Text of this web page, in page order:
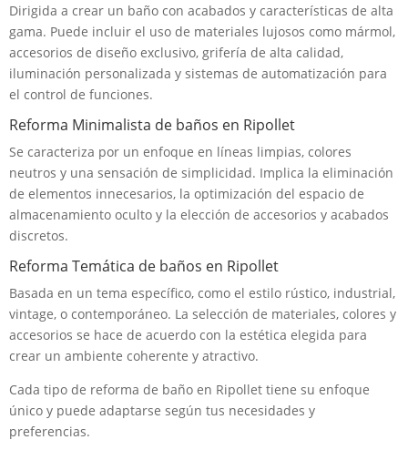
Dirigida a crear un baño con acabados y características de alta
gama. Puede incluir el uso de materiales lujosos como mármol,
accesorios de diseño exclusivo, grifería de alta calidad,
iluminación personalizada y sistemas de automatización para
el control de funciones.
Reforma Minimalista de baños en Ripollet
Se caracteriza por un enfoque en líneas limpias, colores
neutros y una sensación de simplicidad. Implica la eliminación
de elementos innecesarios, la optimización del espacio de
almacenamiento oculto y la elección de accesorios y acabados
discretos.
Reforma Temática de baños en Ripollet
Basada en un tema específico, como el estilo rústico, industrial,
vintage, o contemporáneo. La selección de materiales, colores y
accesorios se hace de acuerdo con la estética elegida para
crear un ambiente coherente y atractivo.
Cada tipo de reforma de baño en Ripollet tiene su enfoque
único y puede adaptarse según tus necesidades y
preferencias.